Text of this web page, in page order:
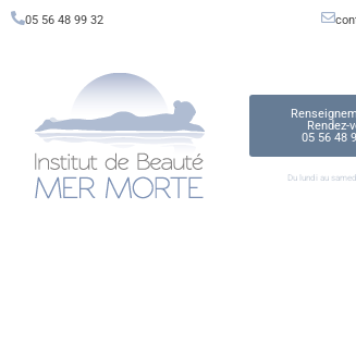
05 56 48 99 32
Rendez-
05 56 48
Du lundi au